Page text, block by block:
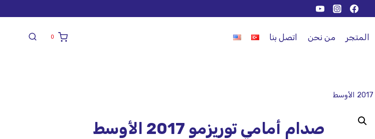
المتجر من نحن اتصل بنا 0
صدام أمامي توريزمو 2017 الأوسط